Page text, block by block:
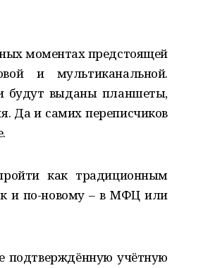
моментах предстоящей
и мультиканальной.
будут выданы планшеты,
Да и самих переписчиков
как традиционным
и по-новому – в МФЦ или
подтверждённую учётную